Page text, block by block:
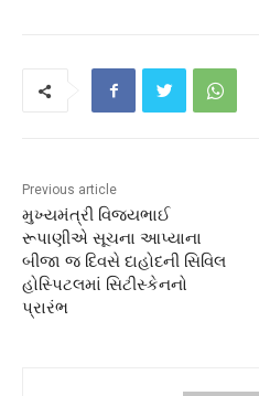
Previous article
મુખ્યમંત્રી વિજયભાઈ
રૂપાણીએ સૂચના આપ્યાના
બીજા જ દિવસે દાહોદની સિવિલ
હોસ્પિટલમાં સિટીસ્કેનનો
પ્રારંભ